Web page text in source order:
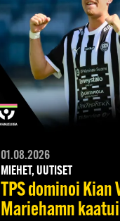
01.08.2026
MIEHET, UUTISET
TPS dominoi Kian
Mariehamn